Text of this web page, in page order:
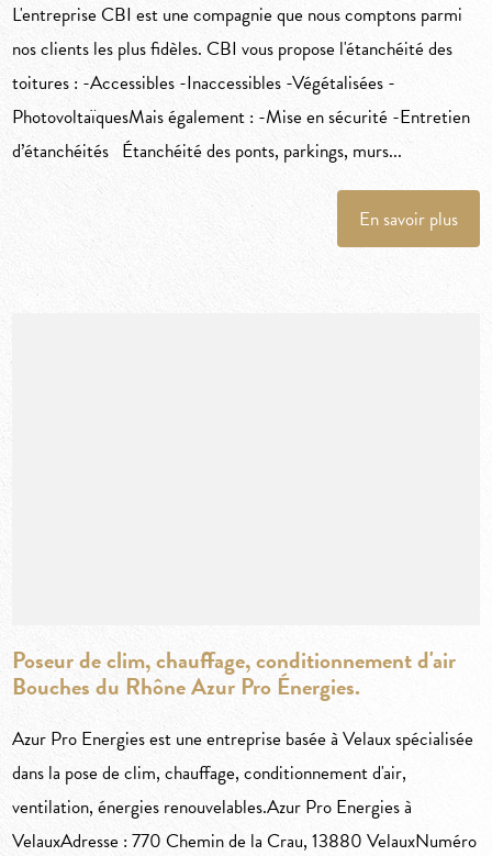
L'entreprise CBI est une compagnie que nous comptons parmi
nos clients les plus fidèles. CBI vous propose l'étanchéité des
toitures : -Accessibles -Inaccessibles -Végétalisées -
PhotovoltaïquesMais également : -Mise en sécurité -Entretien
d’étanchéités Étanchéité des ponts, parkings, murs...
En savoir plus
Poseur de clim, chauffage, conditionnement d'air
Bouches du Rhône Azur Pro Énergies.
Azur Pro Energies est une entreprise basée à Velaux spécialisée
dans la pose de clim, chauffage, conditionnement d'air,
ventilation, énergies renouvelables.Azur Pro Energies à
VelauxAdresse : 770 Chemin de la Crau, 13880 VelauxNuméro